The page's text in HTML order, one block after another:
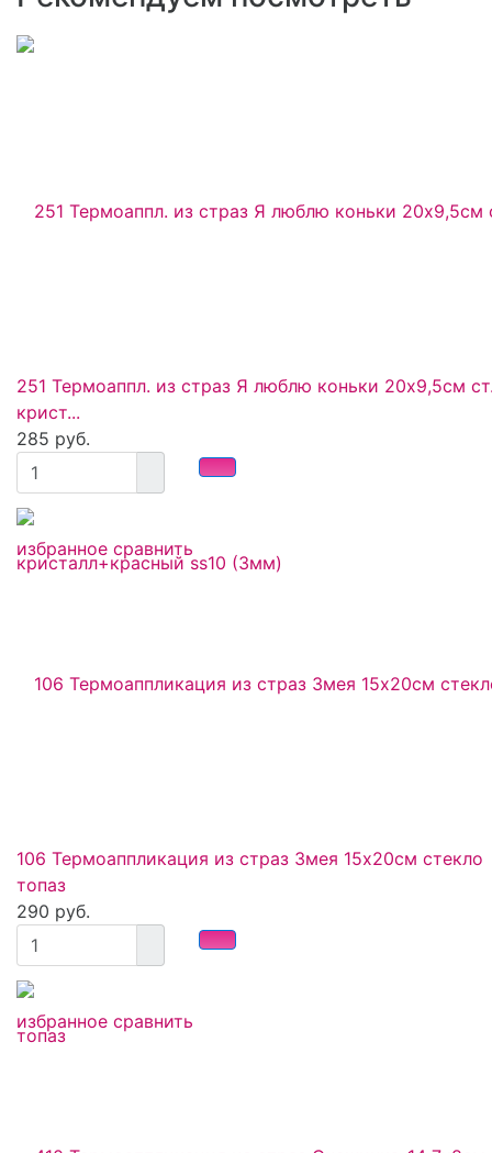
избранное сравнить
251 Термоаппл. из страз Я люблю коньки 20x9,5см
крист...
285 руб.
избранное сравнить
106 Термоаппликация из страз Змея 15х20см стекло
топаз
290 руб.